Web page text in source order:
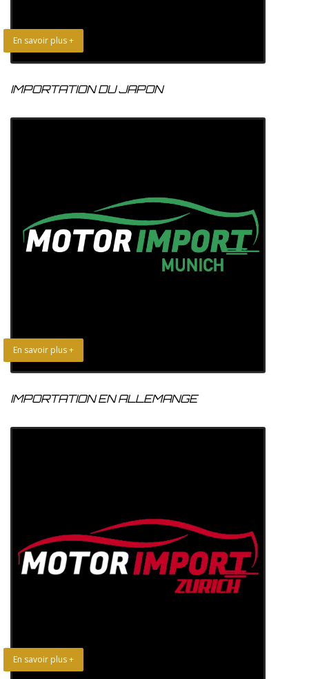
En savoir plus +
IMPORTATION DU JAPON
En savoir plus +
IMPORTATION EN ALLEMANGE
En savoir plus +